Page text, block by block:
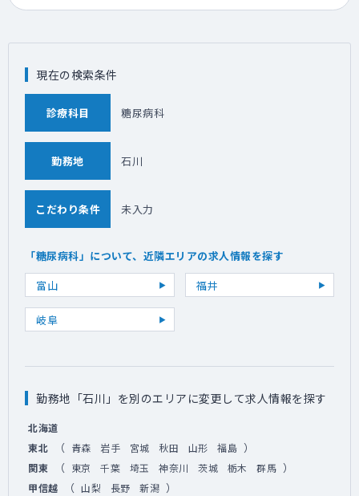
現在の検索条件
診療科目 糖尿病科
勤務地 石川
こだわり条件 未入力
「糖尿病科」について、近隣エリアの求人情報を探す
富山
福井
岐阜
勤務地「石川」を別のエリアに変更して求人情報を探す
北海道
東北
（ 青森 岩手 宮城 秋田 山形 福島 ）
関東 （ 東京 千葉 埼玉 神奈川 茨城 栃木 群馬 ）
甲信越 （ 山梨 長野 新潟 ）